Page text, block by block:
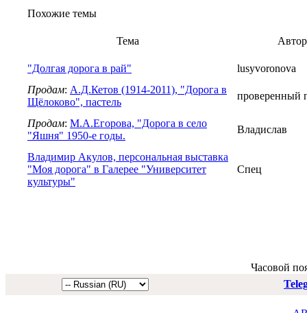
Похожие темы
Тема Автор
"Долгая дорога в рай"
lusyvoronova
Продам: А.Д.Кетов (1914-2011), "Дорога в
Щёлоково", пастель
проверенный
Продам: М.А.Егорова, "Дорога в село
"Яшня" 1950-е годы.
Владислав
Владимир Акулов, персональная выставка
"Моя дорога" в Галерее "Университет
культуры"
Спец
Часовой